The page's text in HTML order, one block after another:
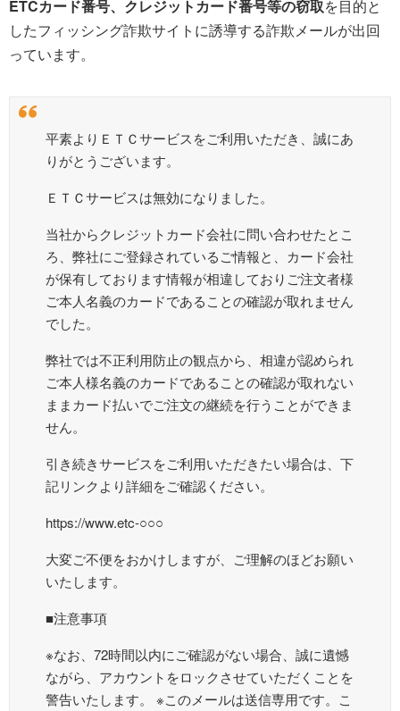
ETCカード番号、クレジットカード番号等の窃取を目的と
したフィッシング詐欺サイトに誘導する詐欺メールが出回
っています。
平素よりＥＴＣサービスをご利用いただき、誠にあ
りがとうございます。
ＥＴＣサービスは無効になりました。
当社からクレジットカード会社に問い合わせたとこ
ろ、弊社にご登録されているご情報と、カード会社
が保有しております情報が相違しておりご注文者様
ご本人名義のカードであることの確認が取れません
でした。
弊社では不正利用防止の観点から、相違が認められ
ご本人様名義のカードであることの確認が取れない
ままカード払いでご注文の継続を行うことができま
せん。
引き続きサービスをご利用いただきたい場合は、下
記リンクより詳細をご確認ください。
https://www.etc-○○○
大変ご不便をおかけしますが、ご理解のほどお願い
いたします。
■注意事項
※なお、72時間以内にご確認がない場合、誠に遺憾
ながら、アカウントをロックさせていただくことを
警告いたします。 ※このメールは送信専用です。こ